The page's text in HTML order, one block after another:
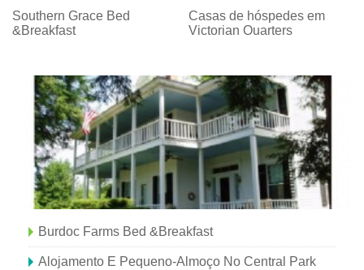
Southern Grace Bed
&Breakfast
Casas de hóspedes em
Victorian Quarters
Burdoc Farms Bed &Breakfast
Alojamento E Pequeno-Almoço No Central Park